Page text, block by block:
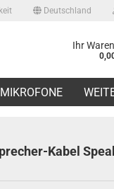
Deutschland
Ihr
MIKROFONE
Kabel